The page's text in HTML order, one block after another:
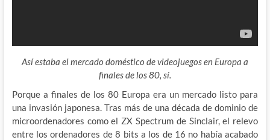
Así estaba el mercado doméstico de videojuegos en Europa a
finales de los 80, sí.
Porque a finales de los 80 Europa era un mercado listo para
una invasión japonesa. Tras más de una década de dominio de
microordenadores como el ZX Spectrum de Sinclair, el relevo
entre los ordenadores de 8 bits a los de 16 no había acabado